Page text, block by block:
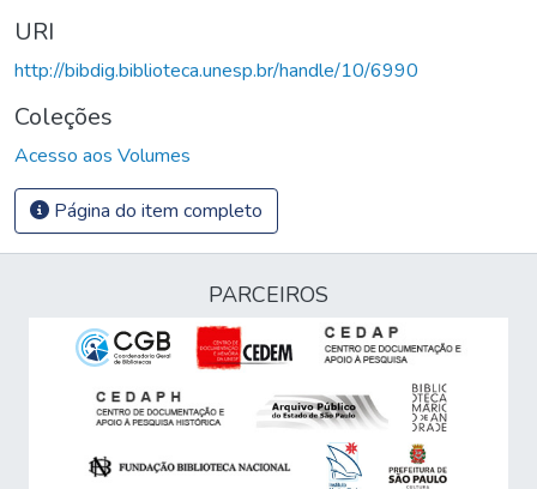
URI
http://bibdig.biblioteca.unesp.br/handle/10/6990
Coleções
Acesso aos Volumes
Página do item completo
PARCEIROS